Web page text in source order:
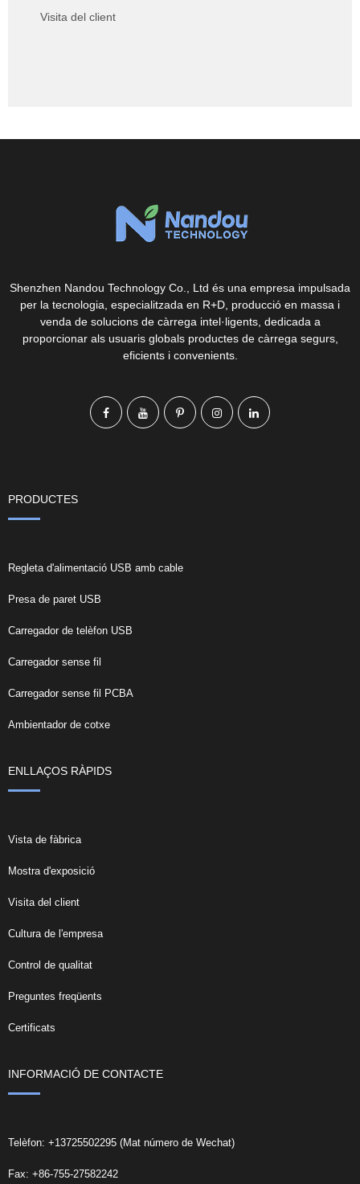
Visita del client
Shenzhen Nandou Technology Co., Ltd és una empresa impulsada
per la tecnologia, especialitzada en R+D, producció en massa i
venda de solucions de càrrega intel·ligents, dedicada a
proporcionar als usuaris globals productes de càrrega segurs,
eficients i convenients.
PRODUCTES
Regleta d'alimentació USB amb cable
Presa de paret USB
Carregador de telèfon USB
Carregador sense fil
Carregador sense fil PCBA
Ambientador de cotxe
ENLLAÇOS RÀPIDS
Vista de fàbrica
Mostra d'exposició
Visita del client
Cultura de l'empresa
Control de qualitat
Preguntes freqüents
Certificats
INFORMACIÓ DE CONTACTE
Telèfon: +13725502295 (Mat número de Wechat)
Fax: +86-755-27582242